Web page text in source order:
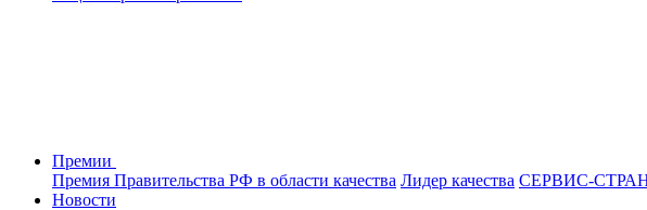
Премии
Премия Правительства РФ в области качества Лидер качества СЕРВИС-
Новости